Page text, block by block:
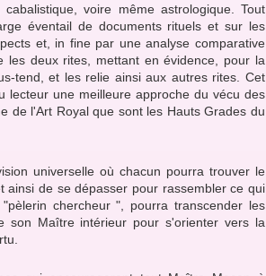
voire même astrologique. Tout
éventail de documents rituels et sur les
et, in fine par une analyse comparative
les deux rites, mettant en évidence, pour la
tend, et les relie ainsi aux autres rites. Cet
lecteur une meilleure approche du vécu des
de l'Art Royal que sont les Hauts Grades du
universelle où chacun pourra trouver le
de se dépasser pour rassembler ce qui
chercheur ", pourra transcender les
son Maître intérieur pour s'orienter vers la